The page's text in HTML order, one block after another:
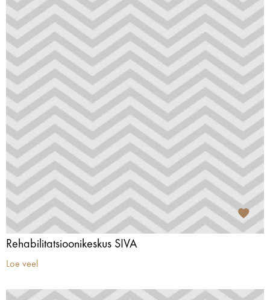
Rehabilitatsioonikeskus SIVA
Loe veel